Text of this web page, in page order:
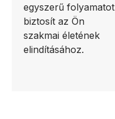
egyszerű folyamatot
biztosít az Ön
szakmai életének
elindításához.